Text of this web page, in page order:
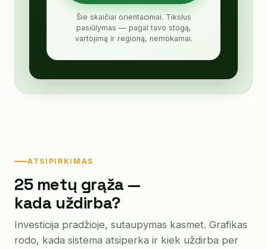
Šie skaičiai orientaciniai. Tikslus
pasiūlymas — pagal tavo stogą,
vartojimą ir regioną, nemokamai.
ATSIPIRKIMAS
25 metų grąža —
kada uždirba?
Investicija pradžioje, sutaupymas kasmet. Grafikas
rodo, kada sistema atsiperka ir kiek uždirba per